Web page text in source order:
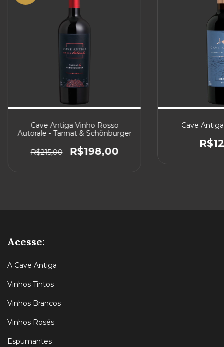
Cave Antiga Vinho Rosso
Autorale - Tannat & Schönburger
R$215,00 R$198,00
Cave
Acesse:
A Cave Antiga
Vinhos Tintos
Vinhos Brancos
Vinhos Rosés
Espumantes